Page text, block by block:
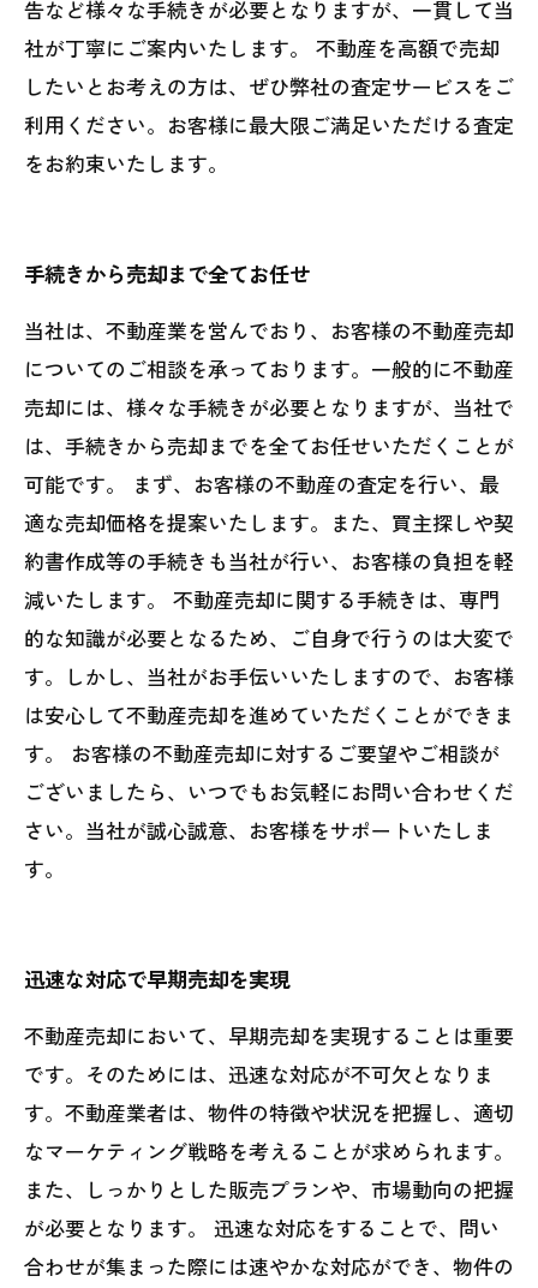
告など様々な手続きが必要となりますが、一貫して当
社が丁寧にご案内いたします。 不動産を高額で売却
したいとお考えの方は、ぜひ弊社の査定サービスをご
利用ください。お客様に最大限ご満足いただける査定
をお約束いたします。
手続きから売却まで全てお任せ
当社は、不動産業を営んでおり、お客様の不動産売却
についてのご相談を承っております。一般的に不動産
売却には、様々な手続きが必要となりますが、当社で
は、手続きから売却までを全てお任せいただくことが
可能です。 まず、お客様の不動産の査定を行い、最
適な売却価格を提案いたします。また、買主探しや契
約書作成等の手続きも当社が行い、お客様の負担を軽
減いたします。 不動産売却に関する手続きは、専門
的な知識が必要となるため、ご自身で行うのは大変で
す。しかし、当社がお手伝いいたしますので、お客様
は安心して不動産売却を進めていただくことができま
す。 お客様の不動産売却に対するご要望やご相談が
ございましたら、いつでもお気軽にお問い合わせくだ
さい。当社が誠心誠意、お客様をサポートいたしま
す。
迅速な対応で早期売却を実現
不動産売却において、早期売却を実現することは重要
です。そのためには、迅速な対応が不可欠となりま
す。不動産業者は、物件の特徴や状況を把握し、適切
なマーケティング戦略を考えることが求められます。
また、しっかりとした販売プランや、市場動向の把握
が必要となります。 迅速な対応をすることで、問い
合わせが集まった際には速やかな対応ができ、物件の